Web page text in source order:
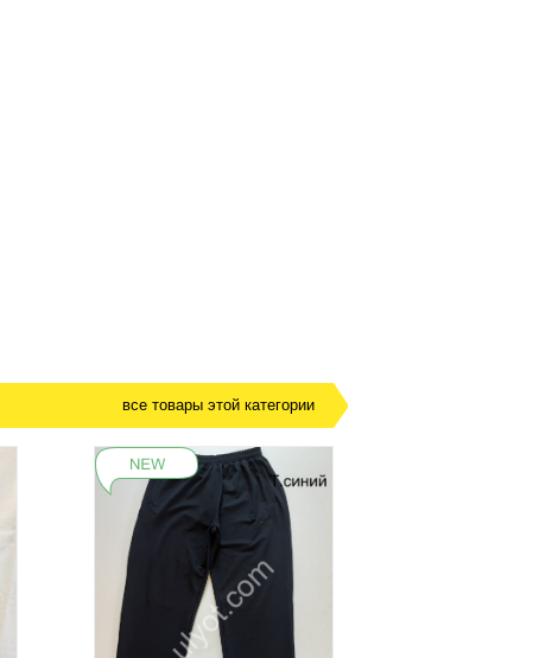
все товары этой категории